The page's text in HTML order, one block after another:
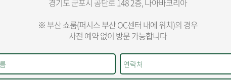
경기도 군포시 공단로 148 2층, 나아바코리아
※ 부산 쇼룸(퍼시스 부산 OC센터 내에 위치)의 경우
사전 예약 없이 방문 가능합니다